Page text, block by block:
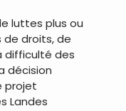
luttes plus ou
de droits, de
difficulté des
décision
projet
Landes